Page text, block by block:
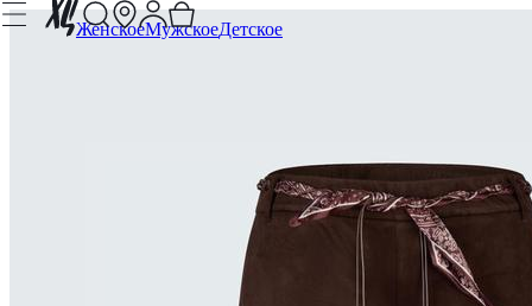
ЖенскоеМужскоеДетское